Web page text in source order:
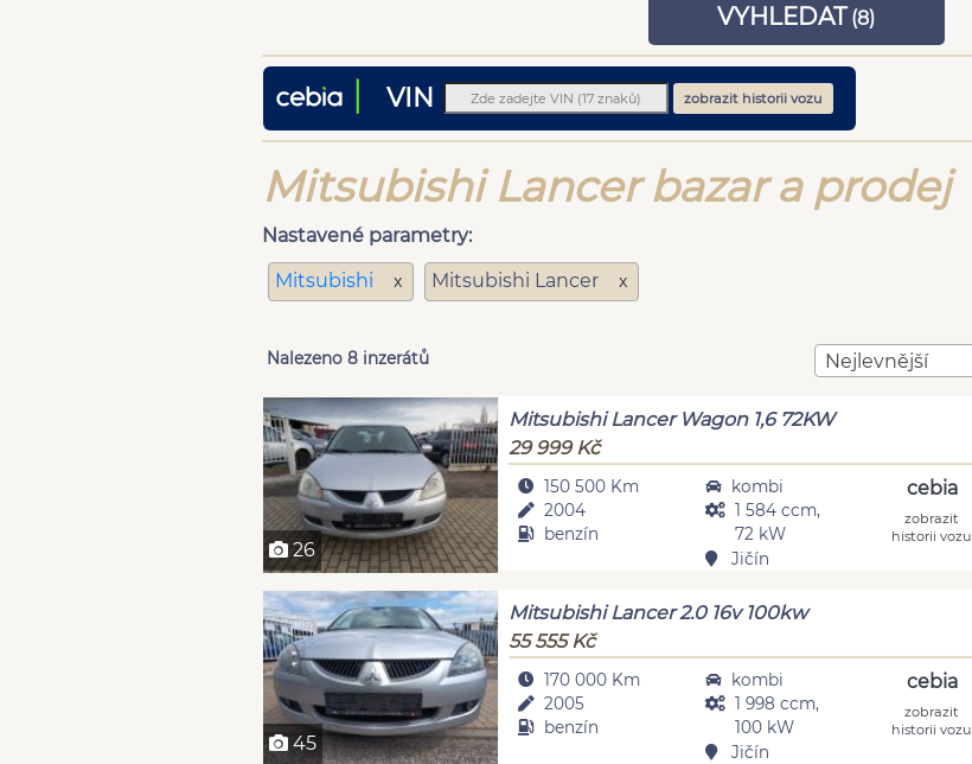
VYHLEDAT (8)
VIN zobrazit historii vozu
Mitsubishi Lancer bazar a prodej
Nastavené parametry:
Mitsubishi
x Mitsubishi Lancer x
Nalezeno 8 inzerátů Nejlevnější
26
Mitsubishi Lancer Wagon 1,6 72KW
29 999 Kč
150 500 Km
2004
benzín
kombi
1 584 ccm,
72 kW
Jičín
cebia
zobrazit
historii vozu
45
Mitsubishi Lancer 2.0 16v 100kw
55 555 Kč
170 000 Km
2005
benzín
kombi
1 998 ccm,
100 kW
Jičín
cebia
zobrazit
historii vozu